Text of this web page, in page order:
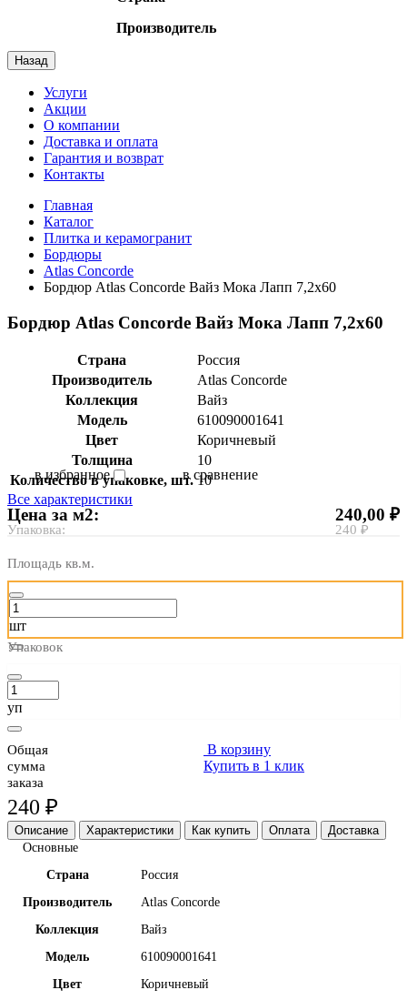
Производитель
Назад
Услуги
Акции
О компании
Доставка и оплата
Гарантия и возврат
Контакты
Главная
Каталог
Плитка и керамогранит
Бордюры
Atlas Concorde
Бордюр Atlas Concorde Вайз Мока Лапп 7,2x60
Бордюр Atlas Concorde Вайз Мока Лапп 7,2x60
Страна
Россия
Производитель
Atlas Concorde
Коллекция
Вайз
Модель
610090001641
Цвет
Коричневый
Толщина
10
Количество в упаковке, шт. 10
Все характеристики
в избранное в сравнение
Цена за м2:
Упаковка:
240,00 ₽
240 ₽
Площадь кв.м.
шт
Упаковок
уп
Общая
сумма
заказа
240 ₽
В корзину
Купить в 1 клик
Описание Характеристики Как купить Оплата
Доставка
Основные
Страна
Россия
Производитель
Atlas Concorde
Коллекция
Вайз
Модель
610090001641
Цвет
Коричневый